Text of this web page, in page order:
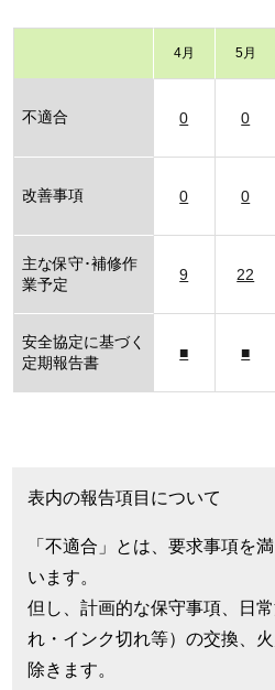
4月 5月
不適合 0 0
改善事項 0 0
主な保守･補修作
業予定
9 22
安全協定に基づく
定期報告書
■ ■
表内の報告項目について
「不適合」とは、要求事項を
います。
但し、計画的な保守事項、日
れ・インク切れ等）の交換、
除きます。